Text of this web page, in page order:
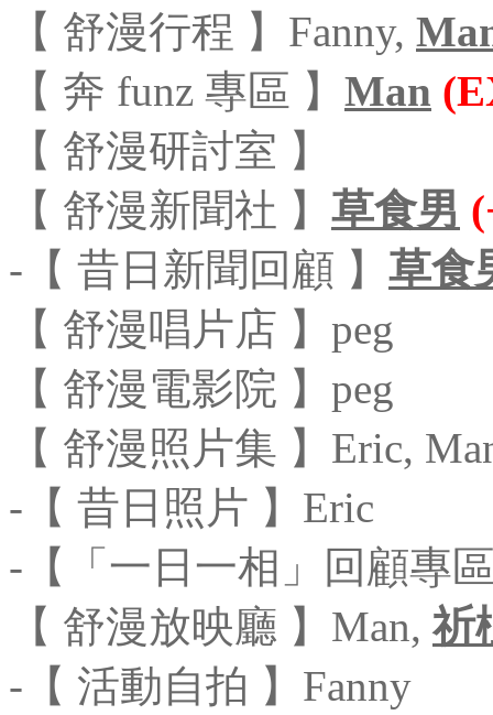
【 舒漫行程 】Fanny,
【 奔 funz 專區 】 Man
【 舒漫研討室 】
【 舒漫新聞社 】 草食男
-【 昔日新聞回顧 】 草食
【 舒漫唱片店 】peg
【 舒漫電影院 】peg
【 舒漫照片集 】Eric,
-【 昔日照片 】Eric
-【「一日一相」回顧專
【 舒漫放映廳 】Man,祈
-【 活動自拍 】Fanny